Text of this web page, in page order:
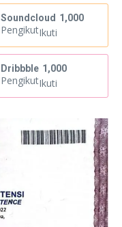
Soundcloud 1,000
PengikutIkuti
Dribbble 1,000
PengikutIkuti